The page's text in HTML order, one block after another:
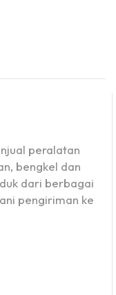
peralatan
bengkel dan
dari berbagai
pengiriman ke